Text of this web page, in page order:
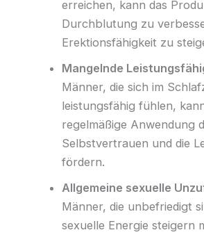
erreichen, kann das
Durchblutung zu
Erektionsfähigkeit zu
Mangelnde
Männer, die sich im
leistungsfähig fühlen,
regelmäßige Anwendung
Selbstvertrauen und die
fördern.
Allgemeine sexuelle
Männer, die unbefriedigt
sexuelle Energie steigern